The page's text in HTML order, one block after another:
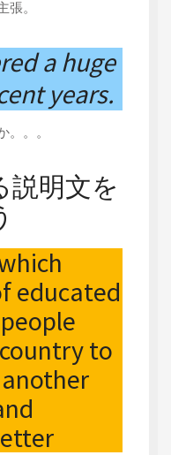
。
a huge
years.
。。
説明文を
educated
to